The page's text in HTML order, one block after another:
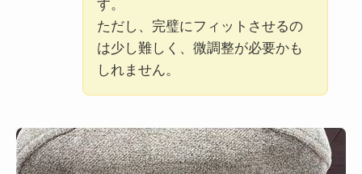
す。
ただし、完璧にフィットさせるの
は少し難しく、微調整が必要かも
しれません。